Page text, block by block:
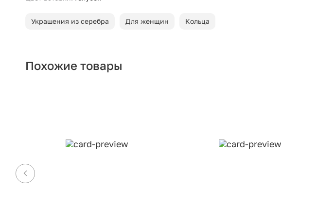
Украшения из серебра Для женщин Кольца
Похожие товары